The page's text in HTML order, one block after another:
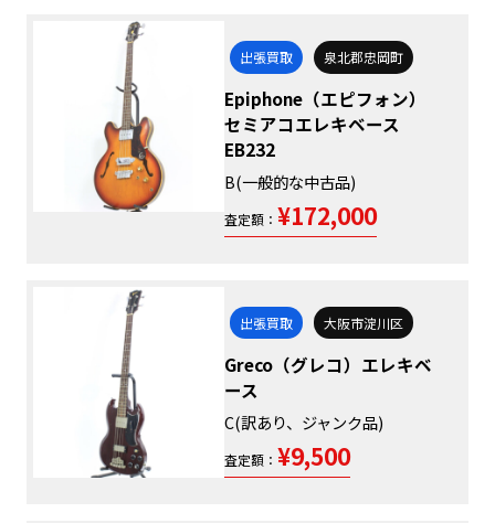
出張買取 泉北郡忠岡町
Epiphone（エピフォン）
セミアコエレキベース
EB232
B(一般的な中古品)
査定額： ¥172,000
出張買取 大阪市淀川区
Greco（グレコ）エレキベ
ース
C(訳あり、ジャンク品)
査定額： ¥9,500